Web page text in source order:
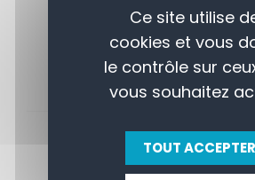
Ce site utilise
cookies et vous
le contrôle sur
vous souhaitez
TOUT ACCEPTER